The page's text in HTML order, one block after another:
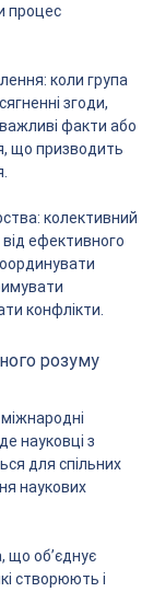
процес
коли група
згоди,
факти або
що призводить
колективний
ефективного
конфлікти.
розуму
міжнародні
науковці з
для спільних
наукових
що об’єднує
створюють і